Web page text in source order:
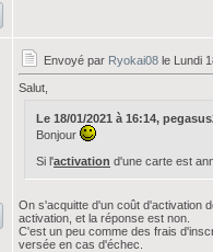
Envoyé par Ryokai08 le Lundi
Salut,
Le 18/01/2021 à 16:14,
Bonjour
Si l'activation d'une carte est
On s'acquitte d'un coût d'activation
activation, et la réponse est non.
C'est un peu comme des frais
versée en cas d'échec.